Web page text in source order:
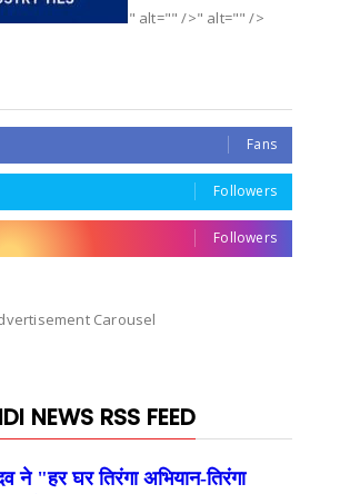
" alt="" />" alt="" />
Fans
Followers
Followers
Carousel
NEWS RSS FEED